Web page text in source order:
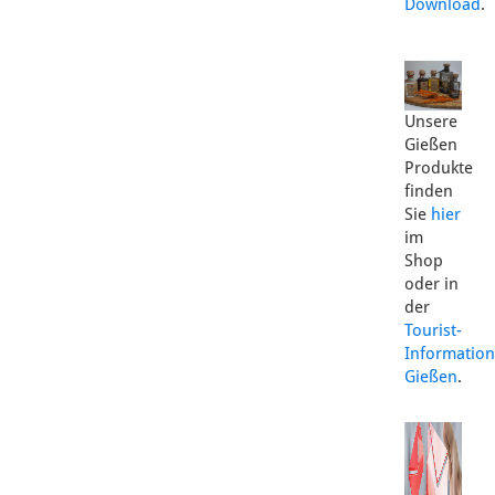
Download.
Unsere
Gießen
Produkte
finden
Sie hier
im
Shop
oder in
der
Tourist-
Information
Gießen.